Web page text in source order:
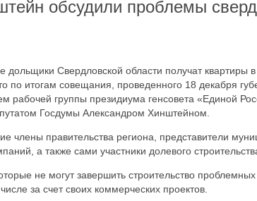
обсудили проблемы
дольщики Свердловской области получат квартиры
по итогам совещания, проведенного 18 декабря
рабочей группы президиума генсовета «Единой
Госдумы Александром Хинштейном.
члены правительства региона, представители
а также сами участники долевого
не могут завершить строительство
за счет своих коммерческих проектов.